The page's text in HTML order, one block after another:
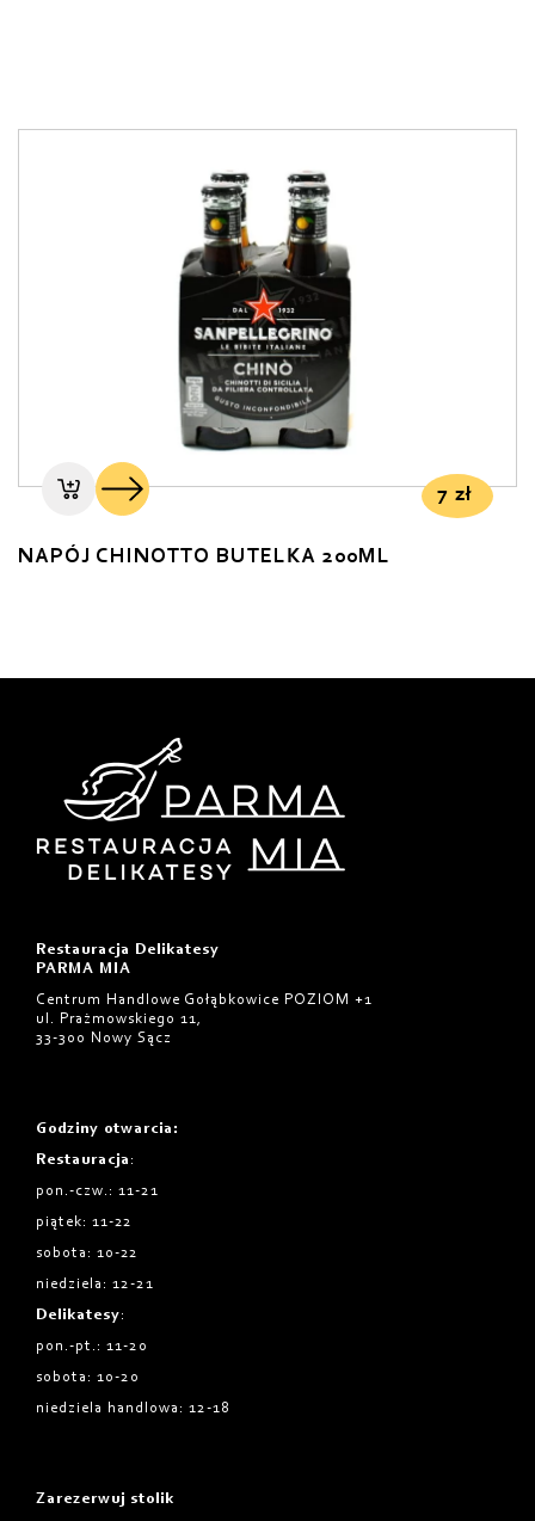
7 zł
NAPÓJ CHINOTTO BUTELKA 200ML
Restauracja Delikatesy
PARMA MIA
Centrum Handlowe Gołąbkowice POZIOM +1
ul. Prażmowskiego 11,
33-300 Nowy Sącz
Godziny otwarcia :
Restauracja :
pon.-czw.: 11-21
piątek: 11-22
sobota: 10-22
niedziela: 12-21
Delikatesy:
pon.-pt.: 11-20
sobota: 10-20
niedziela handlowa: 12-18
Zarezerwuj stolik